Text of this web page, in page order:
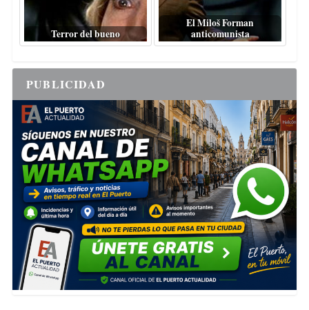
Terror del bueno
El Miloš Forman
anticomunista
PUBLICIDAD